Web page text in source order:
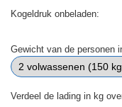
Kogeldruk onbeladen:
Gewicht van de personen
Verdeel de lading in kg